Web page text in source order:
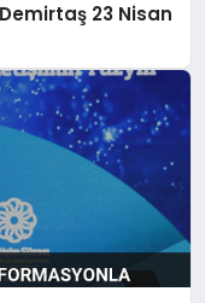
23 Nisan